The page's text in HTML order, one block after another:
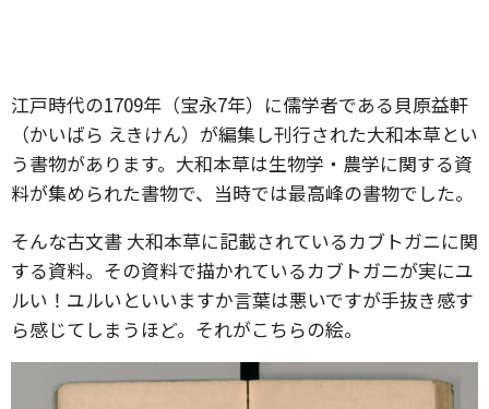
江戸時代の1709年（宝永7年）に儒学者である貝原益軒
（かいばら えきけん）が編集し刊行された大和本草とい
う書物があります。大和本草は生物学・農学に関する資
料が集められた書物で、当時では最高峰の書物でした。
そんな古文書 大和本草に記載されているカブトガニに関
する資料。その資料で描かれているカブトガニが実にユ
ルい！ユルいといいますか言葉は悪いですが手抜き感す
ら感じてしまうほど。それがこちらの絵。